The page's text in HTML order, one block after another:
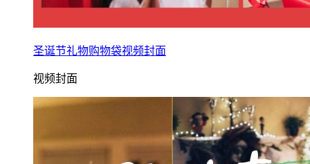
圣诞节礼物购物袋视频封面
视频封面